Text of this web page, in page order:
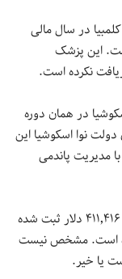
در سال مالی
رسیده است. این پزشک
نکرده است.
در همان دوره
دولت نوا اسکوشیا این
مدیریت پاندمی
مجموع دریافتی دکتر ثاغب شهاب از ساسکاچوان ۴۱۱٬۴۱۶ دلار ثبت شده
بیشتر بوده است. مشخص نیست
یا خیر.